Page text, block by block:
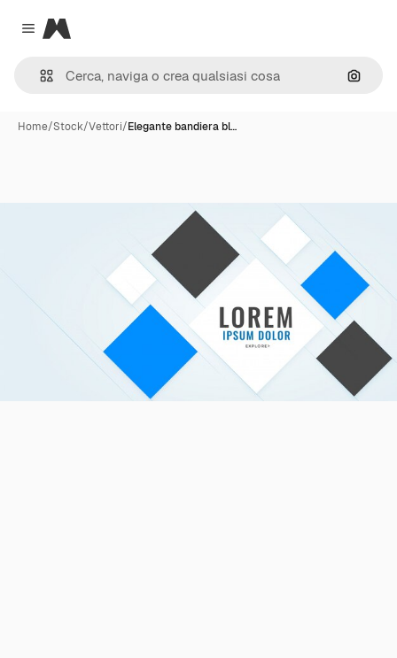
Close menu
Magnific
Cerca
Home/Stock/Vettori/Elegante bandiera bl…